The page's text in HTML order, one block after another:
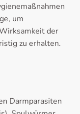
um
der
zu erhalten.
Darmparasiten